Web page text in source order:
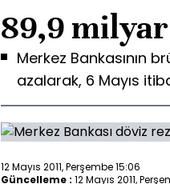
89,9
Merkez Bankasının
azalarak, 6 Mayıs
12 Mayıs 2011, Perşembe 15:06
Güncelleme : 12 Mayıs 2011,